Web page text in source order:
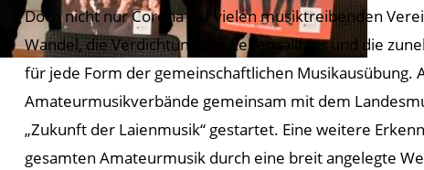
Doch nicht nur Corona hat vielen musiktreibenden
Wandel, die Verdichtung des Lebensalltags und die
für jede Form der gemeinschaftlichen Musikausübung.
Amateurmusikverbände gemeinsam mit dem
„Zukunft der Laienmusik“ gestartet. Eine weitere
gesamten Amateurmusik durch eine breit angelegte